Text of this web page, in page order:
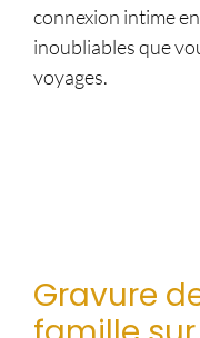
connexion intime
inoubliables que
voyages.
Gravure